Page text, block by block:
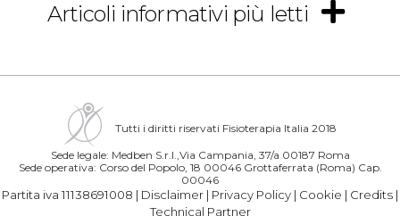
Articoli informativi più letti
Tutti i diritti riservati Fisioterapia Italia 2018
Sede legale: Medben S.r.l.,Via Campania, 37/a 00187 Roma
Sede operativa: Corso del Popolo, 18 00046 Grottaferrata (Roma) Cap.
00046
Partita iva 11138691008 | Disclaimer | Privacy Policy | Cookie | Credits |
Technical Partner